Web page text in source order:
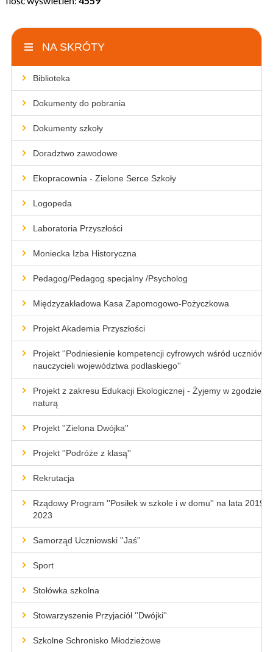
NA SKRÓTY
Biblioteka
Dokumenty do pobrania
Dokumenty szkoły
Doradztwo zawodowe
Ekopracownia - Zielone Serce Szkoły
Logopeda
Laboratoria Przyszłości
Moniecka Izba Historyczna
Pedagog/Pedagog specjalny /Psycholog
Międzyzakładowa Kasa Zapomogowo-Pożyczkowa
Projekt Akademia Przyszłości
Projekt ''Podniesienie kompetencji cyfrowych wśród uczniów i
nauczycieli województwa podlaskiego''
Projekt z zakresu Edukacji Ekologicznej - Żyjemy w zgodzie z
naturą
Projekt ''Zielona Dwójka''
Projekt ''Podróże z klasą''
Rekrutacja
Rządowy Program ''Posiłek w szkole i w domu'' na lata 2019-
2023
Samorząd Uczniowski ''Jaś''
Sport
Stołówka szkolna
Stowarzyszenie Przyjaciół ''Dwójki''
Szkolne Schronisko Młodzieżowe